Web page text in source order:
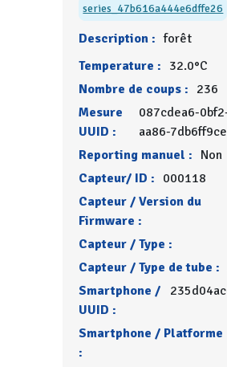
series_47b616a444e6dffe26
Description : forêt
Temperature : 32.0°C
Nombre de coups : 236
Mesure
UUID :
087cdea6-
aa86-
Reporting manuel : Non
Capteur/ ID : 000118
Capteur / Version du
Firmware :
Capteur / Type :
Capteur / Type de tube :
Smartphone /
UUID :
Smartphone / Platforme
: